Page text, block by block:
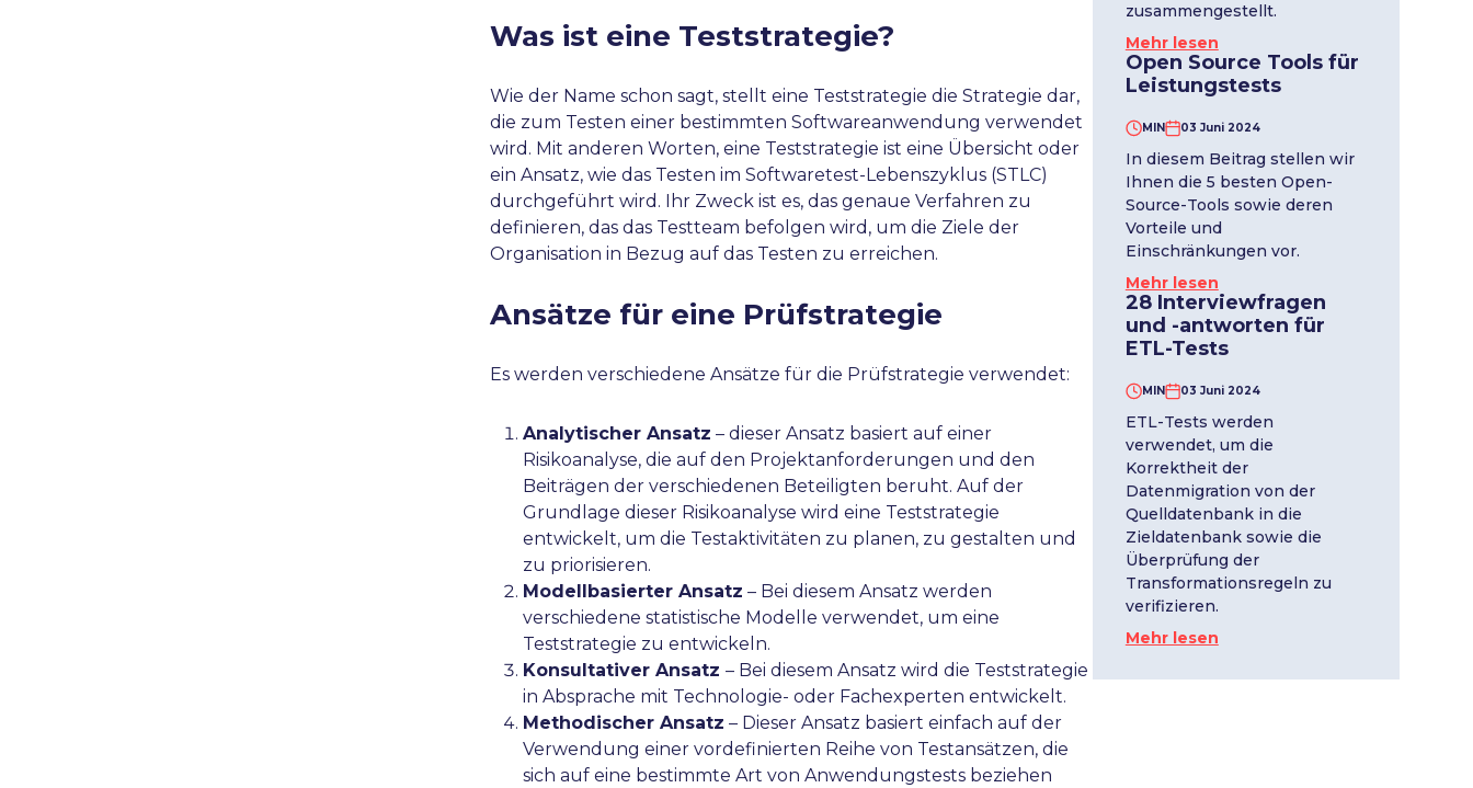
Was ist eine Teststrategie?
Wie der Name schon sagt, stellt eine Teststrategie die Strategie dar,
die zum Testen einer bestimmten Softwareanwendung verwendet
wird. Mit anderen Worten, eine Teststrategie ist eine Übersicht oder
ein Ansatz, wie das Testen im Softwaretest-Lebenszyklus (STLC)
durchgeführt wird. Ihr Zweck ist es, das genaue Verfahren zu
definieren, das das Testteam befolgen wird, um die Ziele der
Organisation in Bezug auf das Testen zu erreichen.
Ansätze für eine Prüfstrategie
Es werden verschiedene Ansätze für die Prüfstrategie verwendet:
Analytischer Ansatz – dieser Ansatz basiert auf einer
Risikoanalyse, die auf den Projektanforderungen und den
Beiträgen der verschiedenen Beteiligten beruht. Auf der
Grundlage dieser Risikoanalyse wird eine Teststrategie
entwickelt, um die Testaktivitäten zu planen, zu gestalten und
zu priorisieren.
Modellbasierter Ansatz – Bei diesem Ansatz werden
verschiedene statistische Modelle verwendet, um eine
Teststrategie zu entwickeln.
Konsultativer Ansatz– Bei diesem Ansatz wird die Teststrategie
in Absprache mit Technologie- oder Fachexperten entwickelt.
Methodischer Ansatz – Dieser Ansatz basiert einfach auf der
Verwendung einer vordefinierten Reihe von Testansätzen, die
sich auf eine bestimmte Art von Anwendungstests beziehen
zusammengestellt.
Mehr lesen
Open Source Tools für
Leistungstests
MIN 03 Juni 2024
In diesem Beitrag stellen wir
Ihnen die 5 besten Open-
Source-Tools sowie deren
Vorteile und
Einschränkungen vor.
Mehr lesen
28 Interviewfragen
und -antworten für
ETL-Tests
MIN 03 Juni 2024
ETL-Tests werden
verwendet, um die
Korrektheit der
Datenmigration von der
Quelldatenbank in die
Zieldatenbank sowie die
Überprüfung der
Transformationsregeln zu
verifizieren.
Mehr lesen